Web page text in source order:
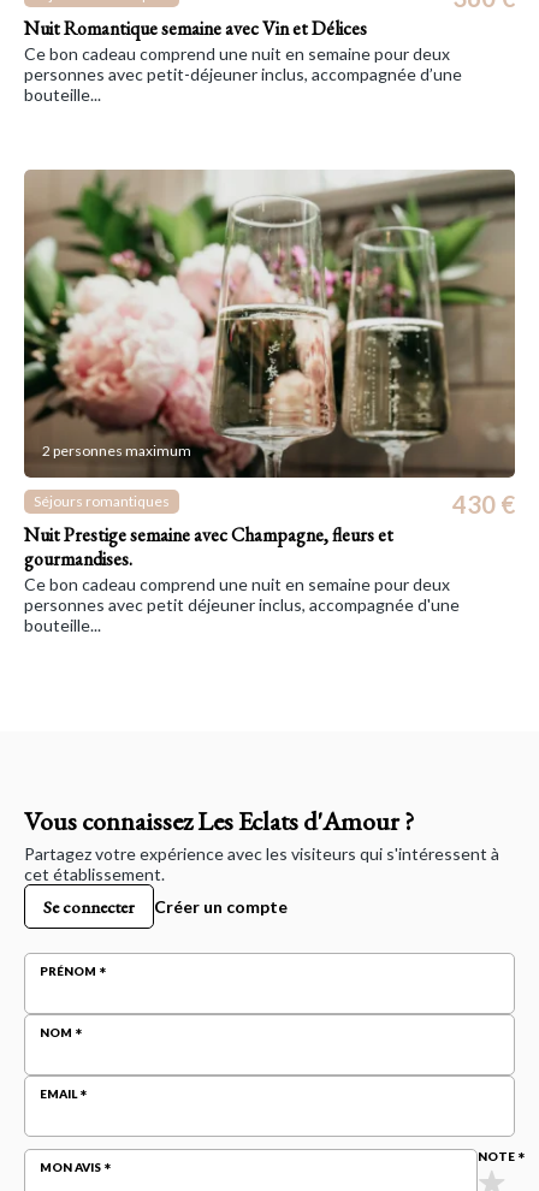
Nuit Romantique semaine avec Vin et Délices
Ce bon cadeau comprend une nuit en semaine pour deux
personnes avec petit-déjeuner inclus, accompagnée d’une
bouteille...
2 personnes maximum
Séjours romantiques
Nuit Prestige semaine avec Champagne, fleurs et
gourmandises.
430 €
Ce bon cadeau comprend une nuit en semaine pour deux
personnes avec petit déjeuner inclus, accompagnée d'une
bouteille...
Vous connaissez Les Eclats d'Amour ?
Partagez votre expérience avec les visiteurs qui s'intéressent à
cet établissement.
Se connecter Créer un compte
PRÉNOM
NOM
EMAIL
MON AVIS
NOTE